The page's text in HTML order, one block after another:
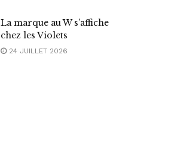
La marque au W s’affiche
chez les Violets
24 JUILLET 2026